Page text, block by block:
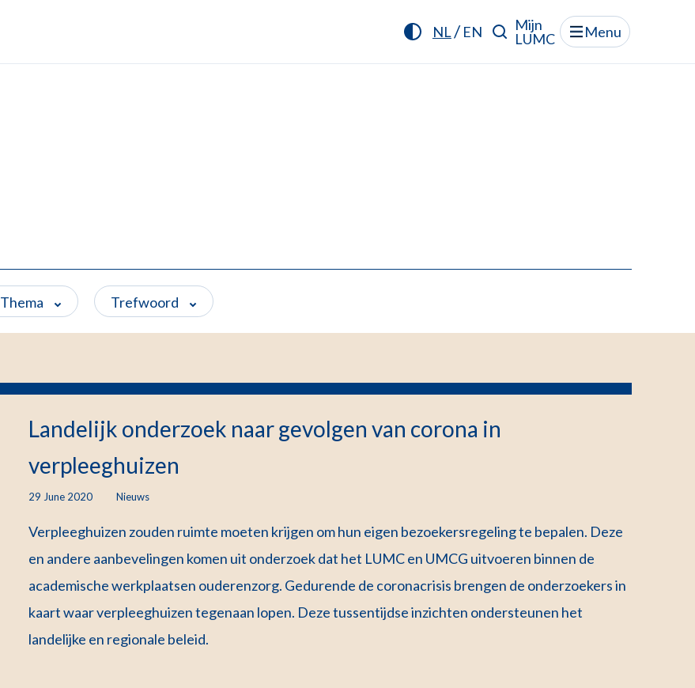
NL/ EN
Mijn
LUMC
Menu
Thema Trefwoord
Landelijk onderzoek naar gevolgen van corona in
verpleeghuizen
29 June 2020 Nieuws
Verpleeghuizen zouden ruimte moeten krijgen om hun eigen bezoekersregeling te bepalen. Deze
en andere aanbevelingen komen uit onderzoek dat het LUMC en UMCG uitvoeren binnen de
academische werkplaatsen ouderenzorg. Gedurende de coronacrisis brengen de onderzoekers in
kaart waar verpleeghuizen tegenaan lopen. Deze tussentijdse inzichten ondersteunen het
landelijke en regionale beleid.